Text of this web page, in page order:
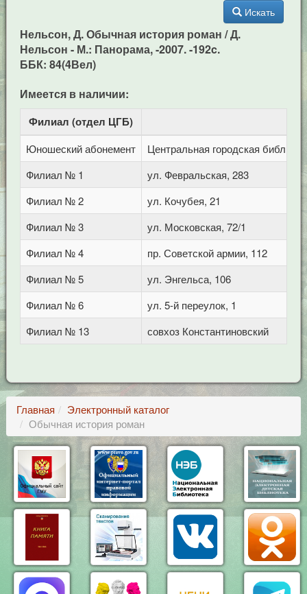
Искать
Нельсон, Д. Обычная история роман / Д.
Нельсон - М.: Панорама, -2007. -192c.
ББК: 84(4Вел)
Имеется в наличии:
Филиал (отдел ЦГБ)
Юношеский абонемент
Центральная городская
Филиал № 1
ул. Февральская, 283
Филиал № 2
ул. Кочубея, 21
Филиал № 3
ул. Московская, 72/1
Филиал № 4
пр. Советской армии, 112
Филиал № 5
ул. Энгельса, 106
Филиал № 6
ул. 5-й переулок, 1
Филиал № 13
совхоз Константиновский
Главная
Электронный каталог
Обычная история роман